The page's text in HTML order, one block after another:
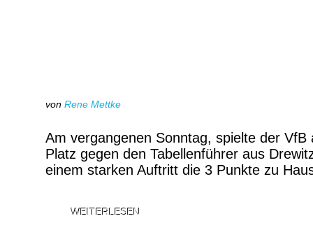
von Rene Mettke
Am vergangenen Sonntag, spielte der VfB
Platz gegen den Tabellenführer aus
einem starken Auftritt die 3 Punkte zu
WEITERLESEN